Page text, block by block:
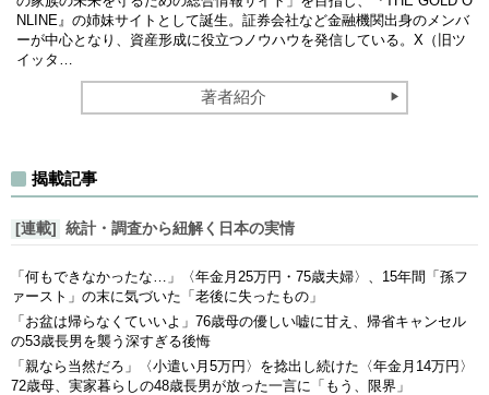
NLINE』の姉妹サイトとして誕生。証券会社など金融機関出身のメンバ
ーが中心となり、資産形成に役立つノウハウを発信している。X（旧ツ
イッタ…
著者紹介
揭載記事
[連載] 統計・調査から紐解く日本の実情
「何もできなかったな…」〈年金月25万円・75歳夫婦〉、15年間「孫フ
ァースト」の末に気づいた「老後に失ったもの」
「お盆は帰らなくていいよ」76歳母の優しい嘘に甘え、帰省キャンセル
の53歳長男を襲う深すぎる後悔
「親なら当然だろ」〈小遣い月5万円〉を捻出し続けた〈年金月14万円〉
72歳母、実家暮らしの48歳長男が放った一言に「もう、限界」